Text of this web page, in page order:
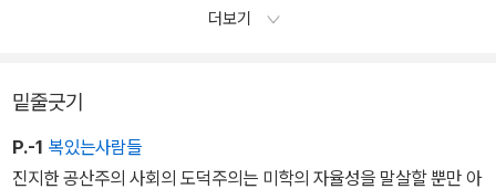
(《샐머건디와의 인터뷰》)
더보기
밑줄긋기
P.-1 복있는사람들
진지한 공산주의 사회의 도덕주의는 미학의 자율성을 말살할 뿐만 아